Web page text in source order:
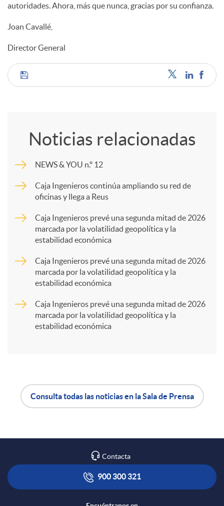
autoridades. Ahora, más que nunca, gracias por su confianza.
Joan Cavallé,
Director General
C
p
a
R
e
Noticias relacionadas
NEWS & YOU n.º 12
Caja Ingenieros continúa ampliando su red de
oficinas y llega a Reus
Caja Ingenieros prevé una segunda mitad de 2026
marcada por la volatilidad geopolítica y la
estabilidad económica
Caja Ingenieros prevé una segunda mitad de 2026
marcada por la volatilidad geopolítica y la
estabilidad económica
Caja Ingenieros prevé una segunda mitad de 2026
marcada por la volatilidad geopolítica y la
estabilidad económica
A
p
l
o
t
Consulta todas las noticias en la Sala de Prensa
Contacta
900 300 321